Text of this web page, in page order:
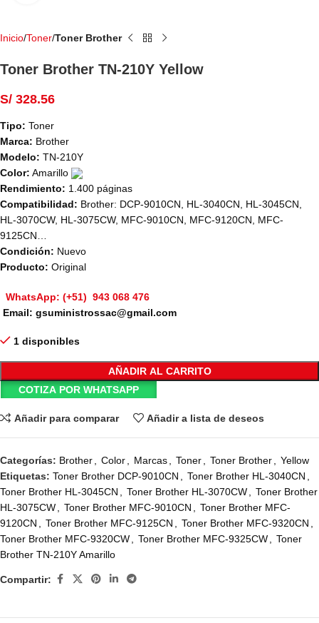
Inicio Toner Toner Brother
Toner Brother TN-210Y Yellow
S/ 328.56
Tipo: Toner
Marca: Brother
Modelo: TN-210Y
Color: Amarillo
Rendimiento: 1.400 páginas
Compatibilidad: Brother: DCP-9010CN, HL-3040CN, HL-3045CN,
HL-3070CW, HL-3075CW, MFC-9010CN, MFC-9120CN, MFC-
9125CN…
Condición: Nuevo
Producto: Original
WhatsApp: (+51) 943 068 476
Email: gsuministrossac@gmail.com
1 disponibles
AÑADIR AL CARRITO
COTIZA POR WHATSAPP
Añadir para comparar Añadir a lista de deseos
Categorías: Brother Color Marcas Toner Toner Brother
Yellow
Etiquetas: Toner Brother DCP-9010CN Toner Brother HL-3040CN
Toner Brother HL-3045CN
Toner Brother HL-3070CW
Toner Brother
HL-3075CW
Toner Brother MFC-9010CN
Toner Brother MFC-
9120CN
Toner Brother MFC-9125CN Toner Brother MFC-9320CN
Toner Brother MFC-9320CW
Toner Brother MFC-9325CW
Toner
Brother TN-210Y Amarillo
Compartir: